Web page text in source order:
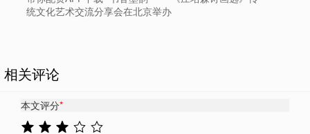
统文化艺术交流分享会在北京举办
相关评论
本文评分*